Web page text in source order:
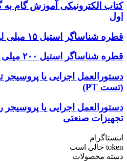
کتاب الکترونیکی آموزش گام به
اول
قطره شناساگر استیل ۱۵ میلی لیتری
قطره شناساگر استیل ۲۰۰ میلی لیتری
دستورالعمل اجرایی یا
(تست PT)
دستورالعمل اجرایی یا
تجهیزات صنعتی
اینستاگرام
token خالی است
دسته محصولات